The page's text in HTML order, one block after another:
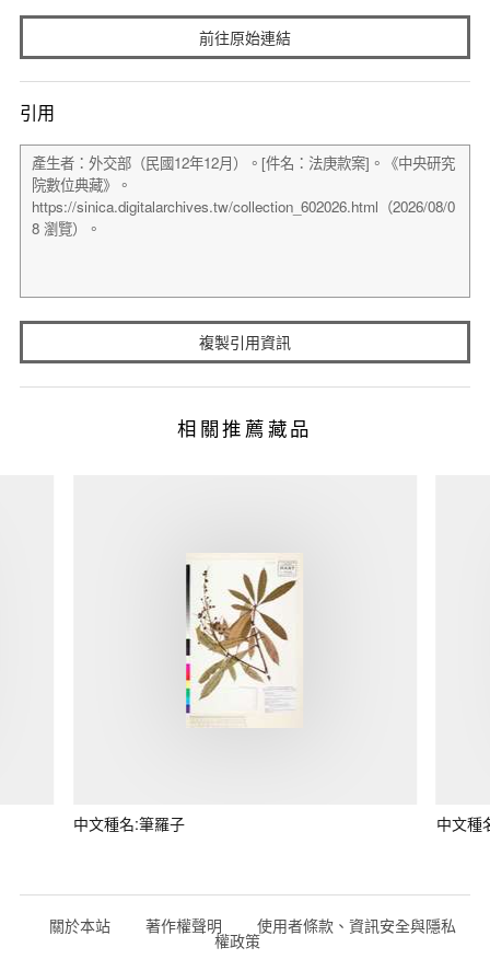
前往原始連結
引用
複製引用資訊
相關推薦藏品
中文種名:筆羅子 中文種
關於本站 著作權聲明 使用者條款、資訊安全與隱私
權政策